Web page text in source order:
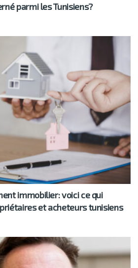
parmi les Tunisiens?
immobilier: voici ce qui
et acheteurs tunisiens